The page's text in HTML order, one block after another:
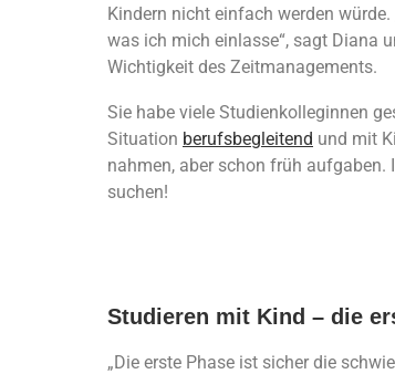
Kindern nicht einfach werden
was ich mich einlasse“, sagt Diana
Wichtigkeit des Zeitmanagements.
Sie habe viele Studienkolleginnen
Situation berufsbegleitend und mit
nahmen, aber schon früh aufgaben.
suchen!
Studieren mit Kind – die
„Die erste Phase ist sicher die